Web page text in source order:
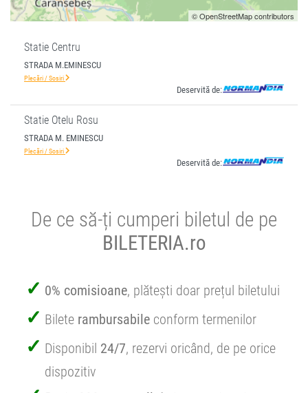
© OpenStreetMap contributors
Statie Centru
STRADA M.EMINESCU
Plecări / Sosiri
Deservită de:
Statie Otelu Rosu
STRADA M. EMINESCU
Plecări / Sosiri
Deservită de:
De ce să-ți cumperi biletul de pe
BILETERIA.ro
0% comisioane, plătești doar prețul biletului
Bilete rambursabile conform termenilor
Disponibil 24/7, rezervi oricând, de pe orice
dispozitiv